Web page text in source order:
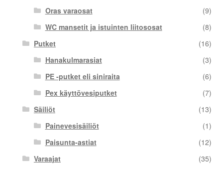
Oras varaosat
(9)
WC mansetit ja istuinten liitososat
(8)
Putket
(16)
Hanakulmarasiat
(3)
PE -putket eli siniraita
(6)
Pex käyttövesiputket
(7)
Säiliöt
(13)
Painevesisäiliöt
(1)
Paisunta-astiat
(12)
Varaajat
(35)